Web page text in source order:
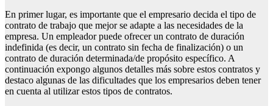
En primer lugar, es importante que el empresario decida el tipo de
contrato de trabajo que mejor se adapte a las necesidades de la
empresa. Un empleador puede ofrecer un contrato de duración
indefinida (es decir, un contrato sin fecha de finalización) o un
contrato de duración determinada/de propósito específico. A
continuación expongo algunos detalles más sobre estos contratos y
destaco algunas de las dificultades que los empresarios deben tener
en cuenta al utilizar estos tipos de contratos.